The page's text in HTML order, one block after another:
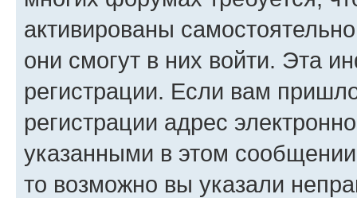
активированы
они смогут в них войти. Эта
регистрации. Если вам
регистрации адрес
указанными в этом
то возможно вы указали